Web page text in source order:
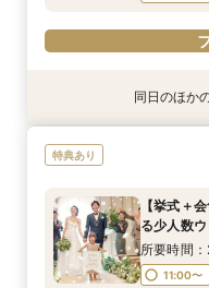
8/22 土 )
【結婚式
BIGフェア
所要時間
14:00〜
8/22 土 )
【挙式＋
11:00〜
15:00〜
8/22 土 )
【期間限
11:00〜
14:00〜
17:00〜
8/22 土 )
11:00〜
14:00〜
17:00〜
8/22 土 )
【和婚フ
10:30〜
13:30〜
16:30〜
同日のほか
特典あり
【挙式＋
る少人数
所要時間
11:00〜